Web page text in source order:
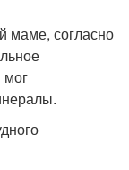
маме, согласно
мог